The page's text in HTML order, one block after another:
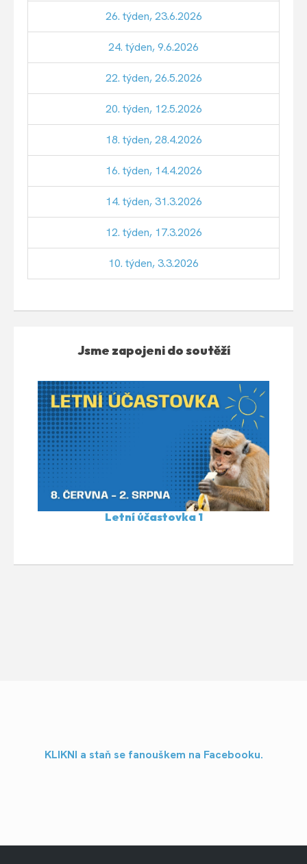
26. týden, 23.6.2026
24. týden, 9.6.2026
22. týden, 26.5.2026
20. týden, 12.5.2026
18. týden, 28.4.2026
16. týden, 14.4.2026
14. týden, 31.3.2026
12. týden, 17.3.2026
10. týden, 3.3.2026
Jsme zapojeni do soutěží
Letní účastovka 1
KLIKNI a staň se fanouškem na Facebooku.